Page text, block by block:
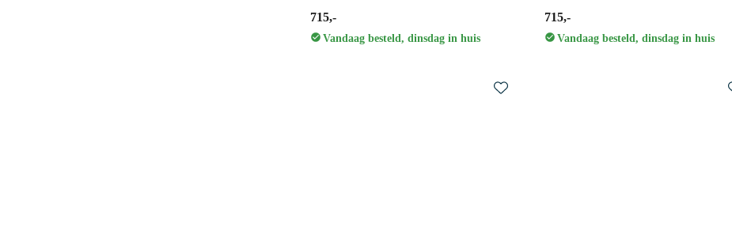
715,-
Vandaag besteld, dinsdag in huis
715,-
Vandaag besteld, dinsdag in huis